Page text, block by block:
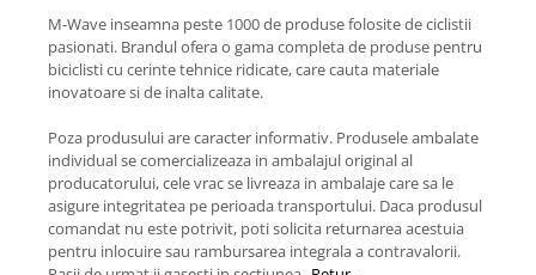
M-Wave inseamna peste 1000 de produse folosite de ciclistii
pasionati. Brandul ofera o gama completa de produse pentru
biciclisti cu cerinte tehnice ridicate, care cauta materiale
inovatoare si de inalta calitate.
Poza produsului are caracter informativ. Produsele ambalate
individual se comercializeaza in ambalajul original al
producatorului, cele vrac se livreaza in ambalaje care sa le
asigure integritatea pe perioada transportului. Daca produsul
comandat nu este potrivit, poti solicita returnarea acestuia
pentru inlocuire sau rambursarea integrala a contravalorii.